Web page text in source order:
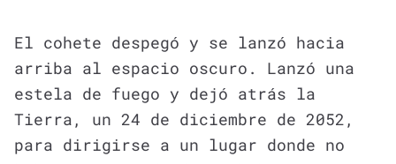
El cohete despegó y se lanzó hacia
arriba al espacio oscuro. Lanzó una
estela de fuego y dejó atrás la
Tierra, un 24 de diciembre de 2052,
para dirigirse a un lugar donde no